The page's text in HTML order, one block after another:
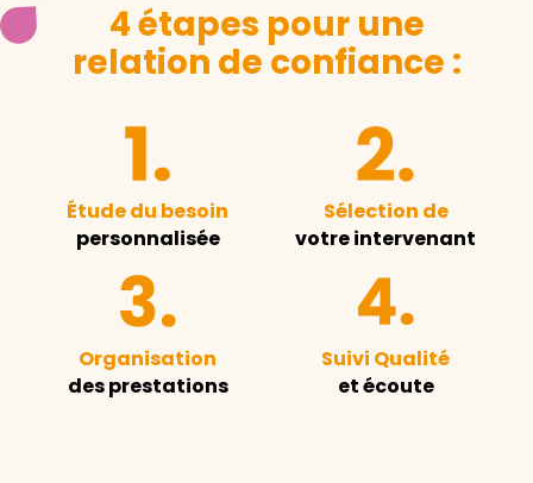
4 étapes pour une
relation de confiance :
Étude du besoin
personnalisée
Sélection de
votre intervenant
Organisation
des prestations
Suivi Qualité
et écoute